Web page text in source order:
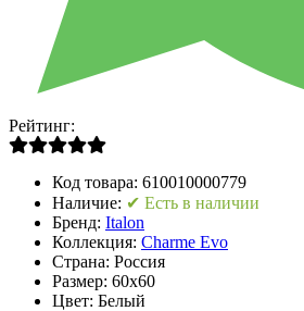
Рейтинг:
Код товара: 610010000779
Наличие: ✔ Есть в наличии
Бренд: Italon
Коллекция: Charme Evo
Страна: Россия
Размер: 60x60
Цвет: Белый